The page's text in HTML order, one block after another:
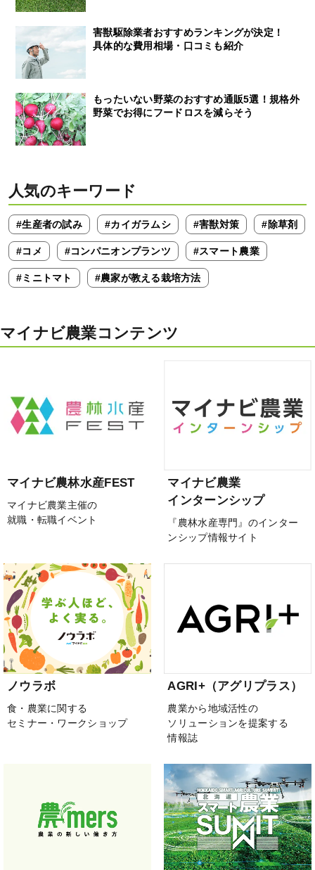
害獣駆除業者おすすめランキングが決定！
具体的な費用相場・口コミも紹介
もったいない野菜のおすすめ通販5選！規格外
野菜でお得にフードロスを減らそう
人気のキーワード
#生産者の試み #カイガラムシ #害獣対策 #除草剤
#コメ #コンパニオンプランツ #スマート農業
#ミニトマト #農家が教える栽培方法
マイナビ農業コンテンツ
マイナビ農林水産FEST
マイナビ農業主催の
就職・転職イベント
マイナビ農業
インターンシップ
『農林水産専門』のインター
ンシップ情報サイト
ノウラボ
食・農業に関する
セミナー・ワークショップ
AGRI+（アグリプラス）
農業から地域活性の
ソリューションを提案する
情報誌